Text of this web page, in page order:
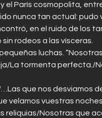
el París cosmopolita,
nunca tan actual:
en el ruido de los
rodeos a las vísceras.
luchas.
La tormenta perfecta./
que nos desviamos
velamos vuestras
reliquias/Nosotras que